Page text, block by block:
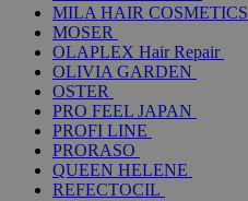
MILA HAIR COSMETICS
MOSER
OLAPLEX Hair Repair
OLIVIA GARDEN
OSTER
PRO FEEL JAPAN
PROFI LINE
PRORASO
QUEEN HELENE
REFECTOCIL